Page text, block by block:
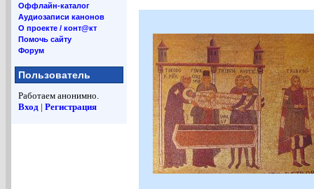
Оффлайн-каталог
Аудиозаписи канонов
О проекте / конт@кт
Помочь сайту
Форум
Пользователь
Работаем анонимно.
Вход | Регистрация